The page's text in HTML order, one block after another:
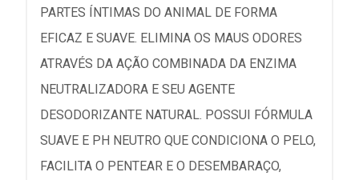
PARTES ÍNTIMAS DO ANIMAL DE FORMA
EFICAZ E SUAVE. ELIMINA OS MAUS ODORES
ATRAVÉS DA AÇÃO COMBINADA DA ENZIMA
NEUTRALIZADORA E SEU AGENTE
DESODORIZANTE NATURAL. POSSUI FÓRMULA
SUAVE E PH NEUTRO QUE CONDICIONA O PELO,
FACILITA O PENTEAR E O DESEMBARAÇO,